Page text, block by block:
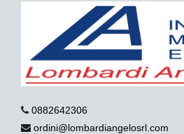
0882642306
ordini@lombardiangelosrl.com